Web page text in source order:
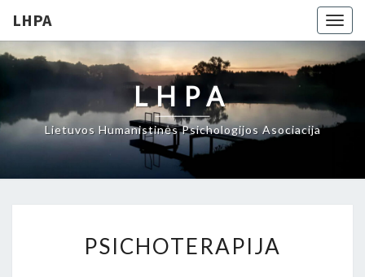
LHPA
LHPA
Lietuvos Humanistinės Psichologijos Asociacija
PSICHOTERAPIJA